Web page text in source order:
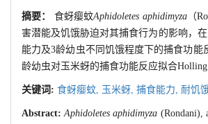
摘要： 食蚜瘿蚊Aphidoletes aphidimyza（
害潜能及饥饿胁迫对其捕食行为的影响，
能力及3龄幼虫不同饥饿程度下的捕食功
龄幼虫对玉米蚜的捕食功能反应拟合
关键词: 食蚜瘿蚊, 玉米蚜, 捕食能力, 耐饥
Abstract:Aphidoletes aphidimyza (Rondani),